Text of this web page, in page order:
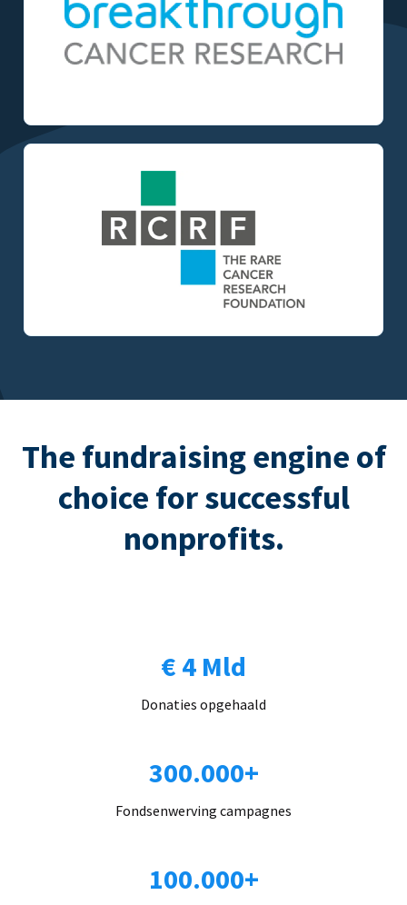
The fundraising engine of
choice for successful
nonprofits.
€ 4 Mld
Donaties opgehaald
300.000+
Fondsenwerving campagnes
100.000+